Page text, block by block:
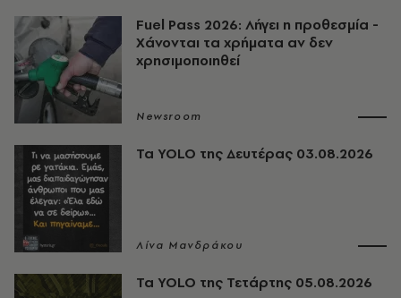
Fuel Pass 2026: Λήγει η προθεσμία -
Χάνονται τα χρήματα αν δεν
χρησιμοποιηθεί
Newsroom
Τα YOLO της Δευτέρας 03.08.2026
Λίνα Μανδράκου
Τα YOLO της Τετάρτης 05.08.2026